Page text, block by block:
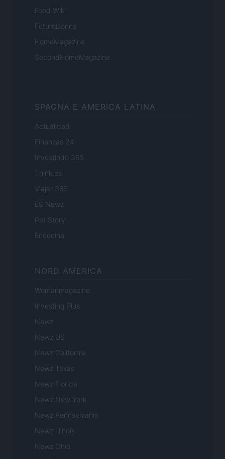
Food Wiki
FuturoDonna
HomeMagazine
SecondHomeMagazine
SPAGNA E AMERICA LATINA
Actualidad
Finanzas 24
Investindo 365
Think.es
Viajar 365
ES Newz
Pet Story
Encocina
NORD AMERICA
Womanmagazine
Investing Plus
Newz
Newz US
Newz California
Newz Texas
Newz Florida
Newz New York
Newz Pennsylvania
Newz Illinois
Newz Ohio